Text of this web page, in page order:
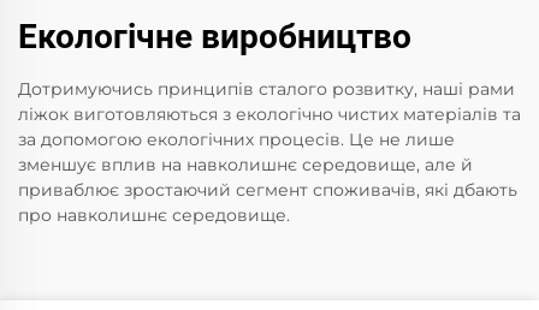
Екологічне виробництво
Дотримуючись принципів сталого розвитку, наші рами
ліжок виготовляються з екологічно чистих матеріалів та
за допомогою екологічних процесів. Це не лише
зменшує вплив на навколишнє середовище, але й
приваблює зростаючий сегмент споживачів, які дбають
про навколишнє середовище.